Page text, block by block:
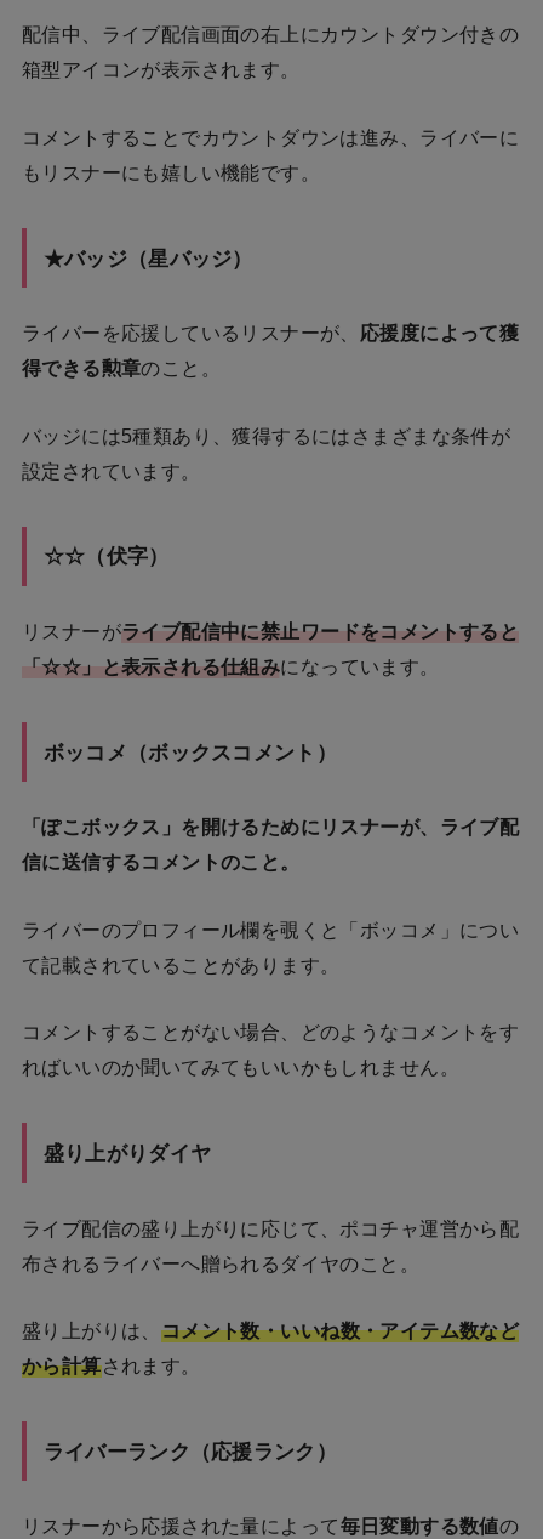
配信中、ライブ配信画面の右上にカウントダウン付きの
箱型アイコンが表示されます。
コメントすることでカウントダウンは進み、ライバーに
もリスナーにも嬉しい機能です。
★バッジ（星バッジ）
ライバーを応援しているリスナーが、 応援度によって獲
得できる勲章のこと。
バッジには5種類あり、獲得するにはさまざまな条件が
設定されています。
☆☆（伏字）
リスナーがライブ配信中に禁止ワードをコメントすると
「☆☆」と表示される仕組みになっています。
ボッコメ（ボックスコメント）
「ぽこボックス」を開けるためにリスナーが、ライブ配
信に送信するコメントのこと。
ライバーのプロフィール欄を覗くと「ボッコメ」につい
て記載されていることがあります。
コメントすることがない場合、どのようなコメントをす
ればいいのか聞いてみてもいいかもしれません。
盛り上がりダイヤ
ライブ配信の盛り上がりに応じて、ポコチャ運営から配
布されるライバーへ贈られるダイヤのこと。
盛り上がりは、 コメント数・いいね数・アイテム数など
から計算されます。
ライバーランク（応援ランク）
リスナーから応援された量によって毎日変動する数値の